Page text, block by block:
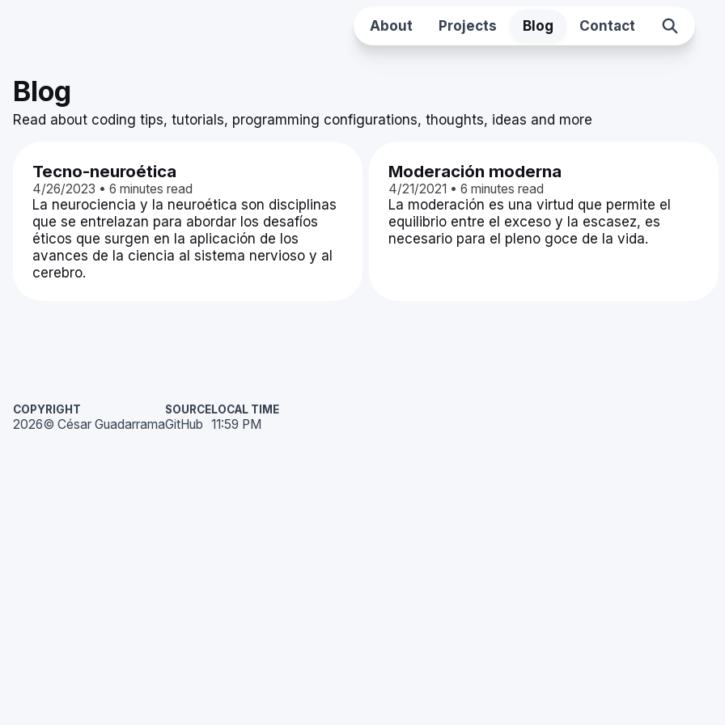
About Projects Blog Contact
Blog
Read about coding tips, tutorials, programming configurations, thoughts, ideas and more
Tecno-neuroética
4/26/2023 • 6 minutes read
La neurociencia y la neuroética son disciplinas
que se entrelazan para abordar los desafíos
éticos que surgen en la aplicación de los
avances de la ciencia al sistema nervioso y al
cerebro.
Moderación moderna
4/21/2021 • 6 minutes read
La moderación es una virtud que permite el
equilibrio entre el exceso y la escasez, es
necesario para el pleno goce de la vida.
COPYRIGHT
2026© César Guadarrama
SOURCE
GitHub
LOCAL TIME
11:59 PM